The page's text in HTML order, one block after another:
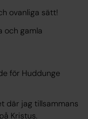
ovanliga sätt!
och gamla
för Huddunge
där jag tillsammans
Kristus.